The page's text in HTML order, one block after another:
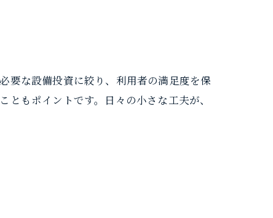
要な設備投資に絞り、利用者の満足度を保
もポイントです。日々の小さな工夫が、